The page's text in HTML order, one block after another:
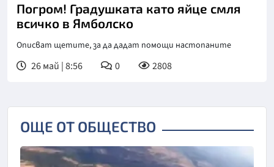
Погром! Градушката като яйце смля
всичко в Ямболско
Описват щетите, за да дадат помощи настопаните
26 май | 8:56 0 2808
ОЩЕ ОТ ОБЩЕСТВО